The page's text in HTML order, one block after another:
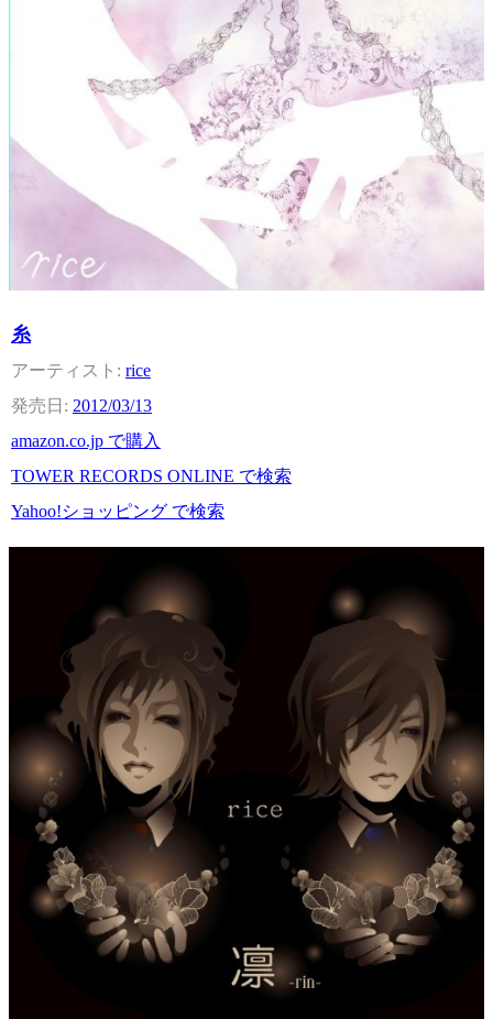
糸
rice
2012/03/13
amazon.co.jp で購入
TOWER RECORDS ONLINE で検索
Yahoo!ショッピング で検索